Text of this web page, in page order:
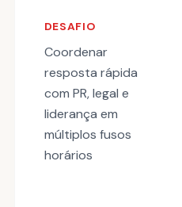
DESAFIO
Coordenar
resposta rápida
com PR, legal e
liderança em
múltiplos fusos
horários